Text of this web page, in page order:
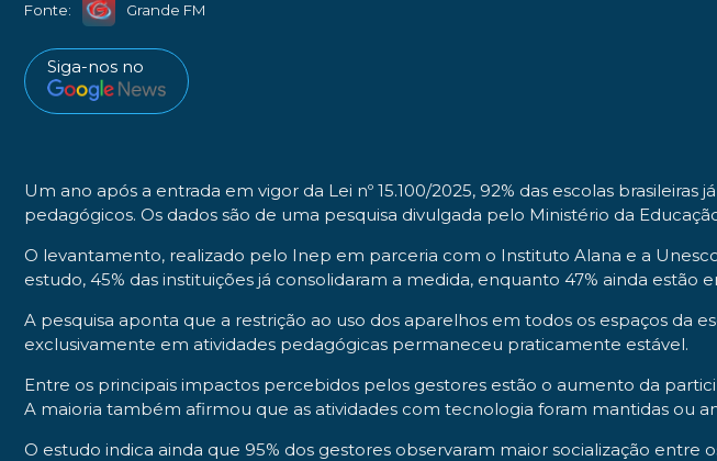
Fonte: Grande FM
Siga-nos no
Um ano após a entrada em vigor da Lei nº 15.100/2025, 92% das escolas
pedagógicos. Os dados são de uma pesquisa divulgada pelo Ministério da
O levantamento, realizado pelo Inep em parceria com o Instituto Alana e a
estudo, 45% das instituições já consolidaram a medida, enquanto 47% ainda estão
A pesquisa aponta que a restrição ao uso dos aparelhos em todos os espaços da
exclusivamente em atividades pedagógicas permaneceu praticamente estável.
Entre os principais impactos percebidos pelos gestores estão o aumento da
A maioria também afirmou que as atividades com tecnologia foram mantidas ou
O estudo indica ainda que 95% dos gestores observaram maior socialização